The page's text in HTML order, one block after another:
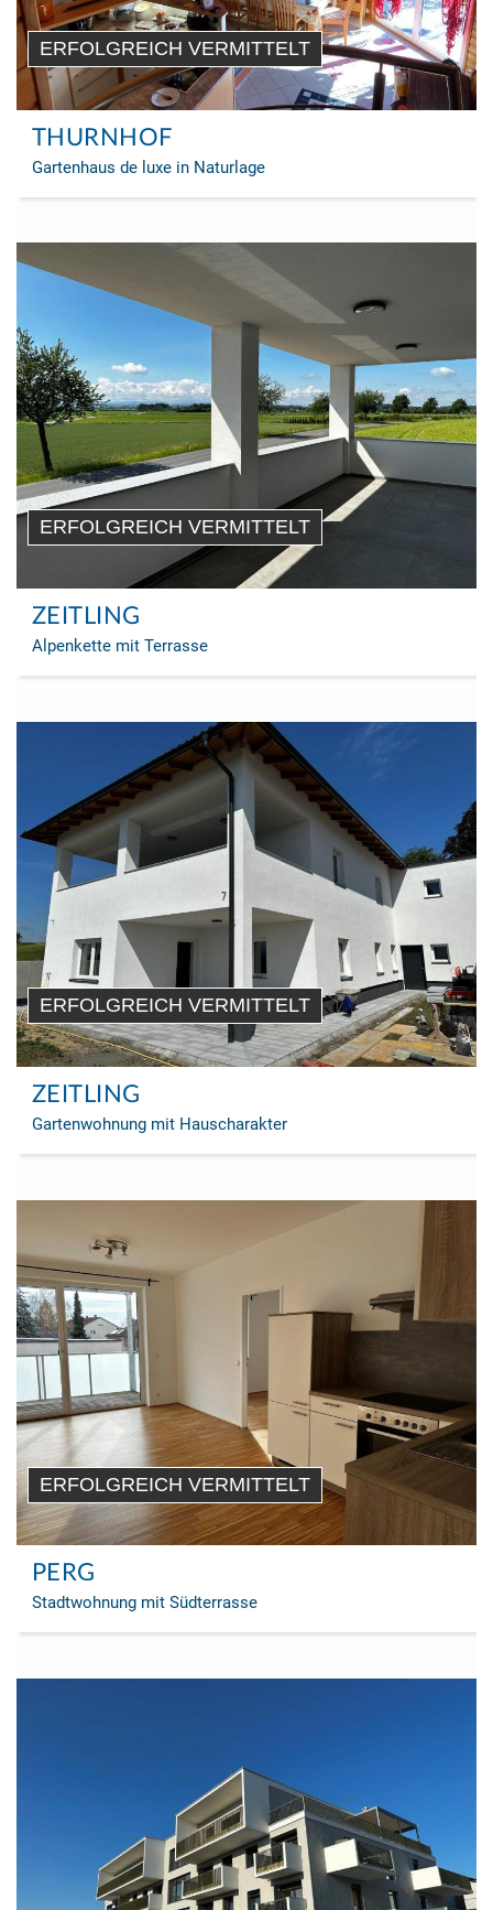
ERFOLGREICH VERMITTELT
THURNHOF
Gartenhaus de luxe in Naturlage
ERFOLGREICH VERMITTELT
ZEITLING
Alpenkette mit Terrasse
ERFOLGREICH VERMITTELT
ZEITLING
Gartenwohnung mit Hauscharakter
ERFOLGREICH VERMITTELT
PERG
Stadtwohnung mit Südterrasse